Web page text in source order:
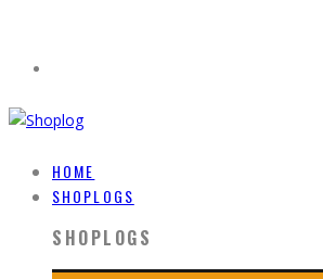
HOME
SHOPLOGS
SHOPLOGS